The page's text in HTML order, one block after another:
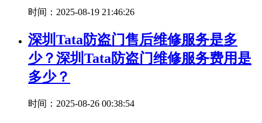
时间：2025-08-19 21:46:26
深圳Tata防盗门售后维修服务是多
少？深圳Tata防盗门维修服务费用是
多少？
时间：2025-08-26 00:38:54